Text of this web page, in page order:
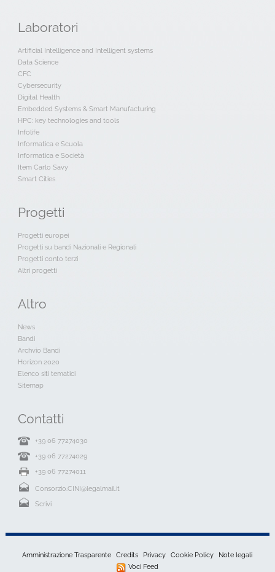
Laboratori
Artificial Intelligence and Intelligent systems
Data Science
CFC
Cybersecurity
Digital Health
Embedded Systems & Smart Manufacturing
HPC: key technologies and tools
Infolife
Informatica e Scuola
Informatica e Società
Item Carlo Savy
Smart Cities
Progetti
Progetti europei
Progetti su bandi Nazionali e Regionali
Progetti conto terzi
Altri progetti
Altro
News
Bandi
Archvio Bandi
Horizon 2020
Elenco siti tematici
Sitemap
Contatti
+39 06 77274030
+39 06 77274029
+39 06 77274011
Consorzio.CINI@legalmail.it
Scrivi
Amministrazione Trasparente Credits Privacy Cookie Policy
Note legali
Voci Feed